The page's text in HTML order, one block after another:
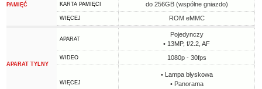
PAMIĘĆ KARTA PAMIĘCI do 256GB (wspólne gniazdo)
WIĘCEJ ROM eMMC
APARAT TYLNY
APARAT
Pojedynczy
• 13MP, f/2.2, AF
WIDEO 1080p - 30fps
WIĘCEJ
• Lampa błyskowa
• Panorama